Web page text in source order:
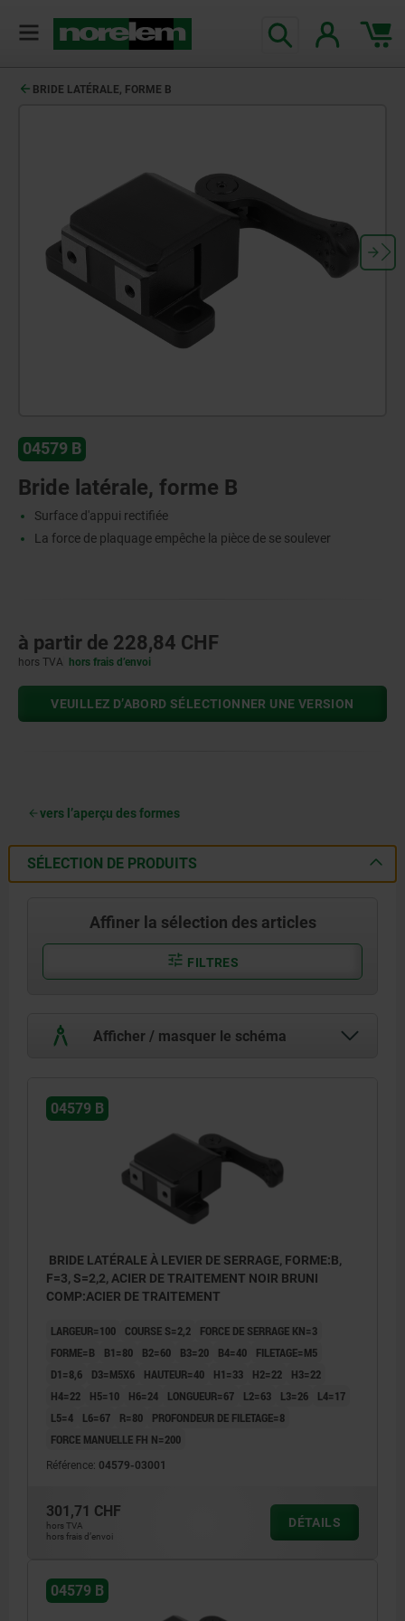
BRIDE LATÉRALE, FORME B
04579 B
Bride latérale, forme B
Surface d'appui rectifiée
La force de plaquage empêche la pièce de se soulever
à partir de 228,84 CHF
hors TVA hors frais d’envoi
VEUILLEZ D’ABORD SÉLECTIONNER UNE VERSION
vers l’aperçu des formes
SÉLECTION DE PRODUITS
Affiner la sélection des articles
FILTRES
Afficher / masquer le schéma
1) Vis d'arrêt
3) Vis sans tête
04579 B
BRIDE LATÉRALE À LEVIER DE SERRAGE, FORME:B,
F=3, S=2,2, ACIER DE TRAITEMENT NOIR BRUNI
COMP:ACIER DE TRAITEMENT
LARGEUR=100 COURSE S=2,2
FORCE DE SERRAGE KN=3
FORME=B
B1=80 B2=60 B3=20 B4=40
FILETAGE=M5
D1=8,6
D3=M5X6 HAUTEUR=40 H1=33 H2=22
H3=22
H4=22
H5=10 H6=24 LONGUEUR=67 L2=63 L3=26
L4=17
L5=4
L6=67 R=80
PROFONDEUR DE FILETAGE=8
FORCE MANUELLE FH N=200
Référence: 04579-03001
301,71 CHF
hors TVA
hors frais d’envoi
DÉTAILS
04579 B